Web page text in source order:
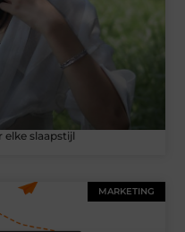
slaapstijl
MARKETING